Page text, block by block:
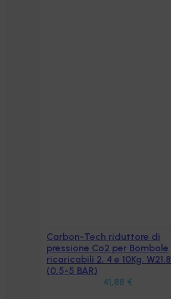
Aggiungi al carrello
Carbon-Tech riduttore di
pressione Co2 per Bombole
ricaricabili 2, 4 e 10Kg. W21,8
(0,5-5 BAR)
41,88 €